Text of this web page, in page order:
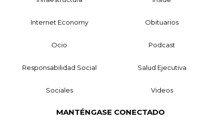
Internet Economy Obituarios
Ocio Podcast
Responsabilidad Social Salud Ejecutiva
Sociales Videos
MANTÉNGASE CONECTADO